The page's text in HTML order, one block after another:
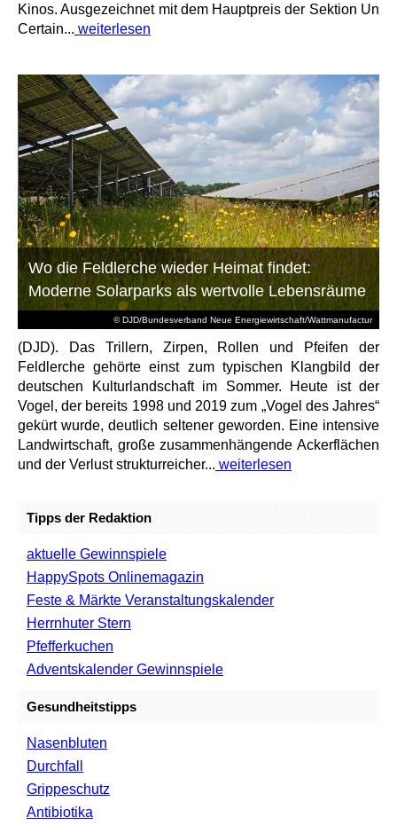
Kinos. Ausgezeichnet mit dem Hauptpreis der Sektion Un
Certain... weiterlesen
© DJD/Bundesverband Neue Energiewirtschaft/Wattmanufactur
Wo die Feldlerche wieder Heimat findet:
Moderne Solarparks als wertvolle Lebensräume
(DJD). Das Trillern, Zirpen, Rollen und Pfeifen der
Feldlerche gehörte einst zum typischen Klangbild der
deutschen Kulturlandschaft im Sommer. Heute ist der
Vogel, der bereits 1998 und 2019 zum „Vogel des Jahres“
gekürt wurde, deutlich seltener geworden. Eine intensive
Landwirtschaft, große zusammenhängende Ackerflächen
und der Verlust strukturreicher... weiterlesen
Tipps der Redaktion
aktuelle Gewinnspiele
HappySpots Onlinemagazin
Feste & Märkte Veranstaltungskalender
Herrnhuter Stern
Pfefferkuchen
Adventskalender Gewinnspiele
Gesundheitstipps
Nasenbluten
Durchfall
Grippeschutz
Antibiotika